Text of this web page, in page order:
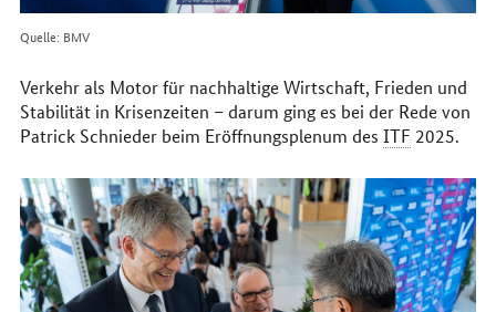
Quelle: BMV
Verkehr als Motor für nachhaltige Wirtschaft, Frieden und
Stabilität in Krisenzeiten – darum ging es bei der Rede von
Patrick Schnieder beim Eröffnungsplenum des ITF 2025.